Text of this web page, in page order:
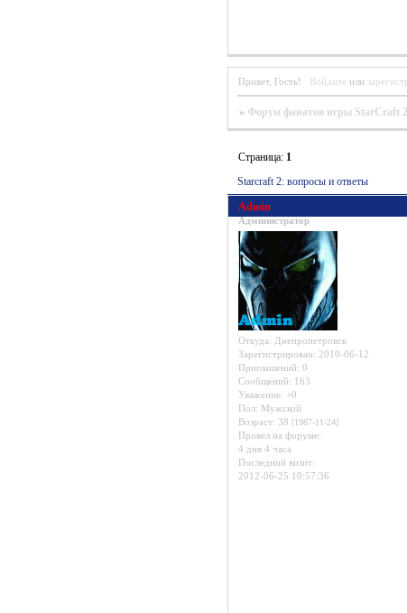
Привет, Гость! Войдите или
» Форум фанатов игры StarCraft 2
Starcraft 2: вопросы и ответы
Страница: 1
Admin
Администратор
Откуда: Днепропетровск
Зарегистрирован: 2010-06-12
Приглашений: 0
Сообщений: 163
Уважение: +0
Пол: Мужской
Возраст: 38 [1987-11-24]
Провел на форуме:
4 дня 4 часа
Последний визит:
2012-06-25 10:57:36